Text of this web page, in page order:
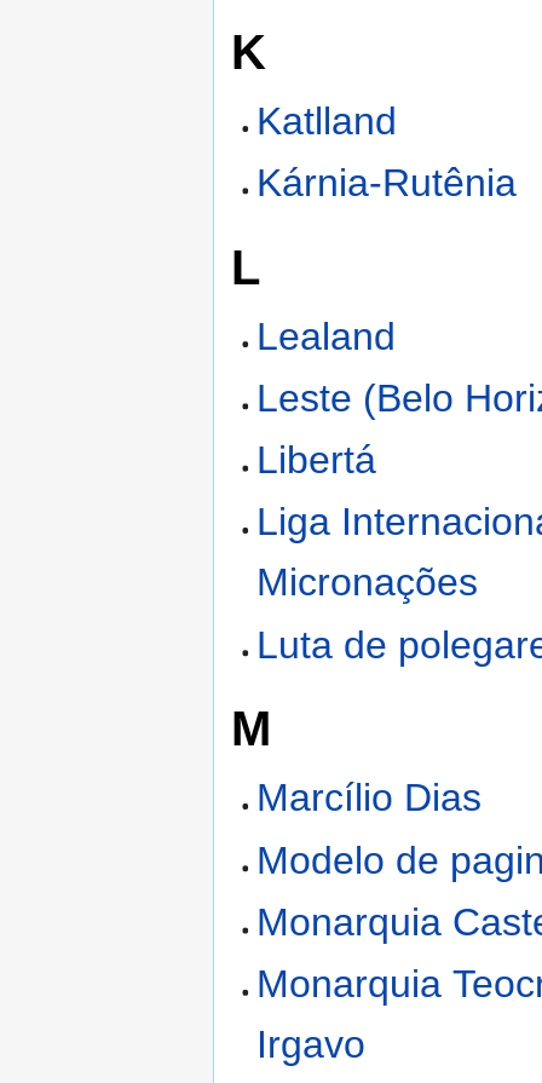
K
Katlland
Kárnia-Rutênia
L
Lealand
Leste (Belo
Libertá
Liga
Micronações
Luta de
M
Marcílio Dias
Modelo de
Monarquia
Monarquia
Irgavo